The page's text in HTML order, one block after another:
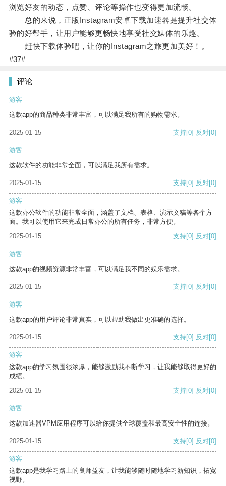
浏览好友的动态，点赞、评论等操作也变得更加流畅。
总的来说，正版Instagram安卓下载加速器是提升社交体
验的好帮手，让用户能够更畅快地享受社交媒体的乐趣。
赶快下载体验吧，让你的Instagram之旅更加美好！。
#37#
评论
游客
这款app的商品种类非常丰富，可以满足我所有的购物需求。
2025-01-15 支持[0] 反对[0]
游客
这款软件的功能非常全面，可以满足我所有需求。
2025-01-15 支持[0] 反对[0]
游客
这款办公软件的功能非常全面，涵盖了文档、表格、演示文稿等各个方
面。我可以使用它来完成日常办公的所有任务，非常方便。
2025-01-15
支持[0] 反对[0]
游客
这款app的视频资源非常丰富，可以满足我不同的娱乐需求。
2025-01-15 支持[0] 反对[0]
游客
这款app的用户评论非常真实，可以帮助我做出更准确的选择。
2025-01-15 支持[0] 反对[0]
游客
这款app的学习氛围很浓厚，能够激励我不断学习，让我能够取得更好的
成绩。
2025-01-15
支持[0] 反对[0]
游客
这款加速器VPM应用程序可以给你提供全球覆盖和最高安全性的连接。
2025-01-15 支持[0] 反对[0]
游客
这款app是我学习路上的良师益友，让我能够随时随地学习新知识，拓宽
视野。